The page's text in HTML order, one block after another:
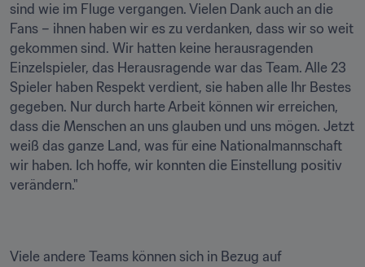
sind wie im Fluge vergangen. Vielen Dank auch an die
Fans – ihnen haben wir es zu verdanken, dass wir so weit
gekommen sind. Wir hatten keine herausragenden
Einzelspieler, das Herausragende war das Team. Alle 23
Spieler haben Respekt verdient, sie haben alle Ihr Bestes
gegeben. Nur durch harte Arbeit können wir erreichen,
dass die Menschen an uns glauben und uns mögen. Jetzt
weiß das ganze Land, was für eine Nationalmannschaft
wir haben. Ich hoffe, wir konnten die Einstellung positiv
verändern."
Viele andere Teams können sich in Bezug auf